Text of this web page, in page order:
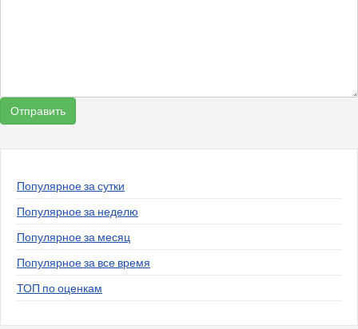
Популярное за сутки
Популярное за неделю
Популярное за месяц
Популярное за все время
ТОП по оценкам